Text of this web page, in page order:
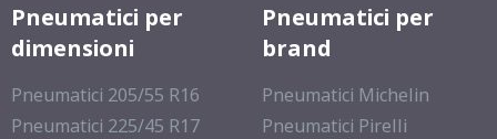
Pneumatici per
dimensioni
Pneumatici 205/55 R16
Pneumatici 225/45 R17
Pneumatici per
brand
Pneumatici Michelin
Pneumatici Pirelli